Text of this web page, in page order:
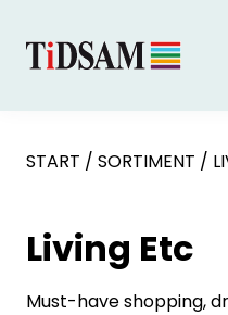
START / SORTIMENT /
Living Etc
Must-have shopping,